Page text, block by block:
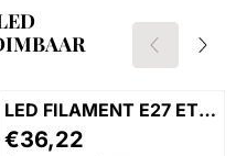
LED FILAMENT E27 ET
SMOKE
Prijs: 36,22, exclusief btw:
€36,22